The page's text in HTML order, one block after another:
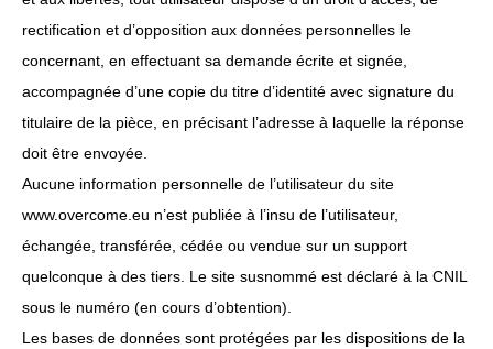
rectification et d’opposition aux données personnelles le
concernant, en effectuant sa demande écrite et signée,
accompagnée d’une copie du titre d’identité avec signature du
titulaire de la pièce, en précisant l’adresse à laquelle la réponse
doit être envoyée.
Aucune information personnelle de l’utilisateur du site
www.overcome.eu n’est publiée à l’insu de l’utilisateur,
échangée, transférée, cédée ou vendue sur un support
quelconque à des tiers. Le site susnommé est déclaré à la CNIL
sous le numéro (en cours d’obtention).
Les bases de données sont protégées par les dispositions de la